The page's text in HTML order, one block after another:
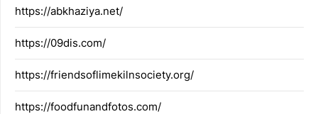
https://abkhaziya.net/
https://09dis.com/
https://friendsoflimekilnsociety.org/
https://foodfunandfotos.com/